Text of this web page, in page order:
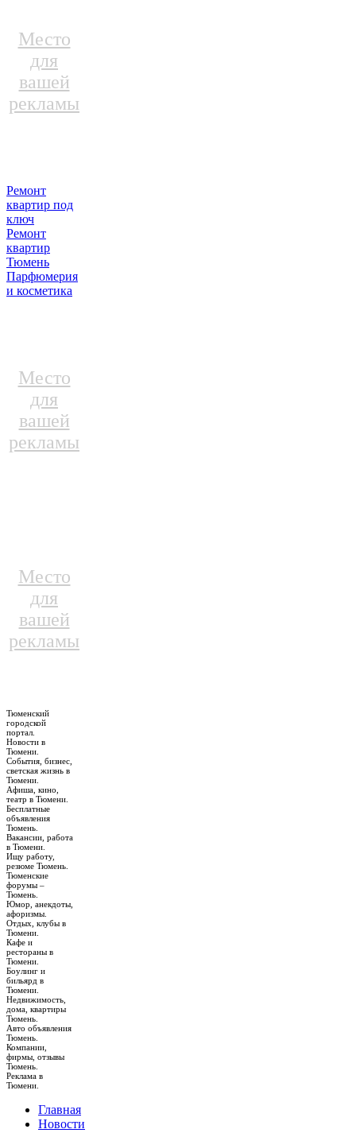
Место
для
вашей
рекламы
Ремонт
квартир под
ключ
Ремонт
квартир
Тюмень
Парфюмерия
и косметика
Место
для
вашей
рекламы
Место
для
вашей
рекламы
Тюменский
городской
портал.
Новости в
Тюмени.
События, бизнес,
светская жизнь в
Тюмени.
Афиша, кино,
театр в Тюмени.
Бесплатные
объявления
Тюмень.
Вакансии, работа
в Тюмени.
Ищу работу,
резюме Тюмень.
Тюменские
форумы –
Тюмень.
Юмор, анекдоты,
афоризмы.
Отдых, клубы в
Тюмени.
Кафе и
рестораны в
Тюмени.
Боулинг и
бильярд в
Тюмени.
Недвижимость,
дома, квартиры
Тюмень.
Авто объявления
Тюмень.
Компании,
фирмы, отзывы
Тюмень.
Реклама в
Тюмени.
Главная
Новости